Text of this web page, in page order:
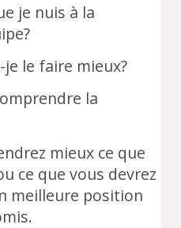
je nuis à la
le faire mieux?
la
mieux ce que
ce que vous devrez
meilleure position